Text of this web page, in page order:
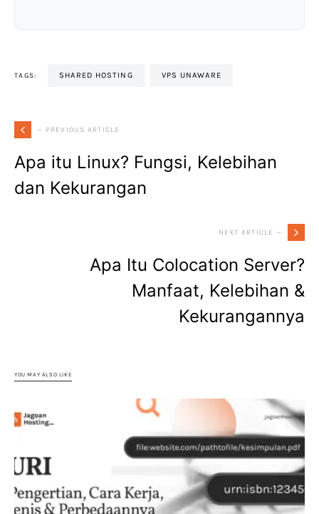
TAGS: SHARED HOSTING VPS UNAWARE
— PREVIOUS ARTICLE
Apa itu Linux? Fungsi, Kelebihan
dan Kekurangan
NEXT ARTICLE —
Apa Itu Colocation Server?
Manfaat, Kelebihan &
Kekurangannya
YOU MAY ALSO LIKE